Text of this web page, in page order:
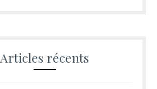
Articles récents